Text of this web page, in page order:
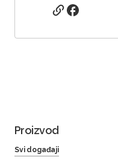
Proizvod
Svi događaji